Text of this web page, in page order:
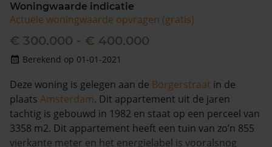
Woningwaarde indicatie
Actuele woningwaarde opvragen (gratis)
€ 300.000 - € 400.000
Berekend op 01-01-2021
Deze woning is gelegen aan de Borgerstraat in de
plaats Amsterdam. Dit appartement uit de jaren
tachtig is gebouwd in 1982 en staat op een perceel van
3358 m2. Dit appartement heeft een tuin van zo’n 855
vierkante meter en het energielabel is vooralsnog